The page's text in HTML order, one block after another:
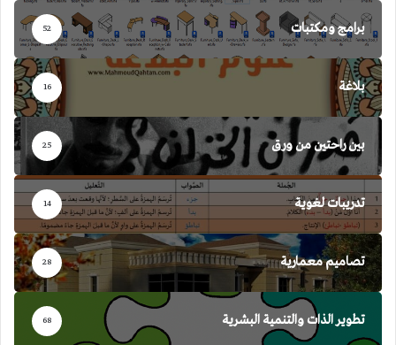
برامج ومكتبات 52
بلاغة 16
بين راحتين من ورق 25
تدريبات لغوية 14
تصاميم معمارية 28
تطوير الذات والتنمية البشرية 68